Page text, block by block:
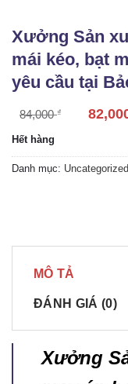
Xưởng Sản
mái kéo, bạt
yêu cầu tại
84,000₫
Hết hàng
Danh mục: Uncategorized
MÔ TẢ
ĐÁNH GIÁ (0)
Xưởng